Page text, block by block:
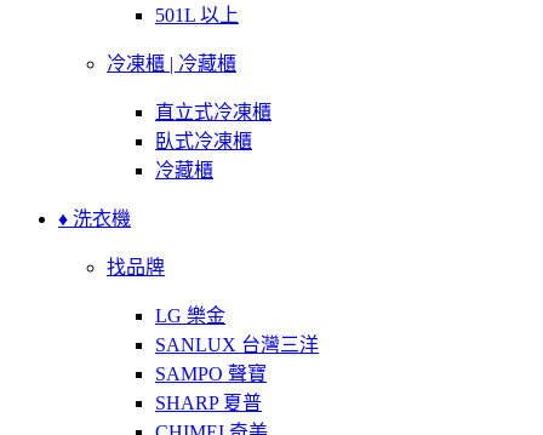
501L 以上
冷凍櫃 | 冷藏櫃
直立式冷凍櫃
臥式冷凍櫃
冷藏櫃
♦ 洗衣機
找品牌
LG 樂金
SANLUX 台灣三洋
SAMPO 聲寶
SHARP 夏普